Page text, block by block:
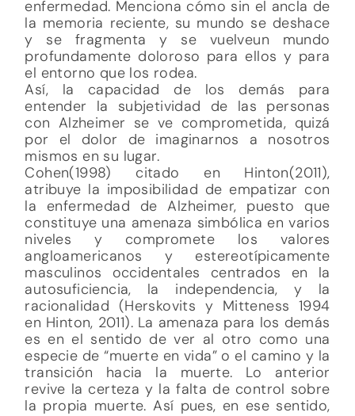
enfermedad. Menciona cómo sin el ancla de
la memoria reciente, su mundo se deshace
y se fragmenta y se vuelveun mundo
profundamente doloroso para ellos y para
el entorno que los rodea.
Así, la capacidad de los demás para
entender la subjetividad de las personas
con Alzheimer se ve comprometida, quizá
por el dolor de imaginarnos a nosotros
mismos en su lugar.
Cohen(1998) citado en Hinton(2011),
atribuye la imposibilidad de empatizar con
la enfermedad de Alzheimer, puesto que
constituye una amenaza simbólica en varios
niveles y compromete los valores
angloamericanos y estereotípicamente
masculinos occidentales centrados en la
autosuficiencia, la independencia, y la
racionalidad (Herskovits y Mitteness 1994
en Hinton, 2011). La amenaza para los demás
es en el sentido de ver al otro como una
especie de “muerte en vida” o el camino y la
transición hacia la muerte. Lo anterior
revive la certeza y la falta de control sobre
la propia muerte. Así pues, en ese sentido,